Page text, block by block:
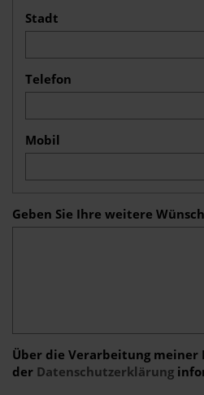
Stadt
Telefon
Mobil
Geben Sie Ihre weitere
Über die Verarbeitung meiner
der Datenschutzerklärung